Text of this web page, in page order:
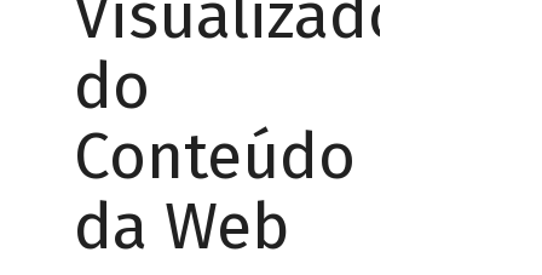
Visualizador
do
Conteúdo
da Web